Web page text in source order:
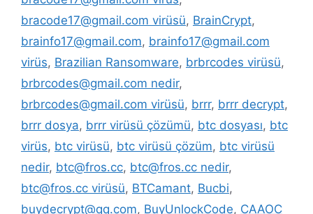
bracode17@gmail.com virüsü, BrainCrypt,
brainfo17@gmail.com, brainfo17@gmail.com
virüs, Brazilian Ransomware, brbrcodes virüsü,
brbrcodes@gmail.com nedir,
brbrcodes@gmail.com virüsü, brrr, brrr decrypt,
brrr dosya, brrr virüsü çözümü, btc dosyası, btc
virüs, btc virüsü, btc virüsü çözüm, btc virüsü
nedir, btc@fros.cc, btc@fros.cc nedir,
btc@fros.cc virüsü, BTCamant, Bucbi,
buydecrypt@qq.com, BuyUnlockCode, CAAOC